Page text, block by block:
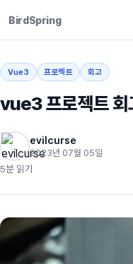
BirdSpring
Vue3 프로젝트 회고
vue3 프로젝트 회
evilcurse
2023년 07월 05일
5분 읽기